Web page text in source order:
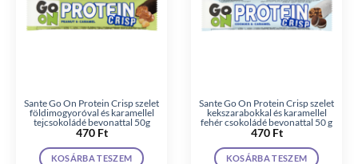
Sante Go On Protein Crisp szelet
földimogyoróval és karamellel
tejcsokoládé bevonattal 50g
470 Ft
KOSÁRBA TESZEM
Sante Go On Protein Crisp szelet
kekszarabokkal és karamellel
fehér csokoládé bevonattal 50 g
470 Ft
KOSÁRBA TESZEM